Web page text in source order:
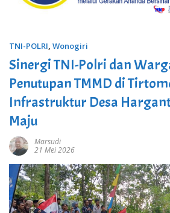
TNI-POLRI, Wonogiri
Sinergi TNI-Polri dan
Penutupan TMMD di
Infrastruktur Desa
Maju
Marsudi
21 Mei 2026